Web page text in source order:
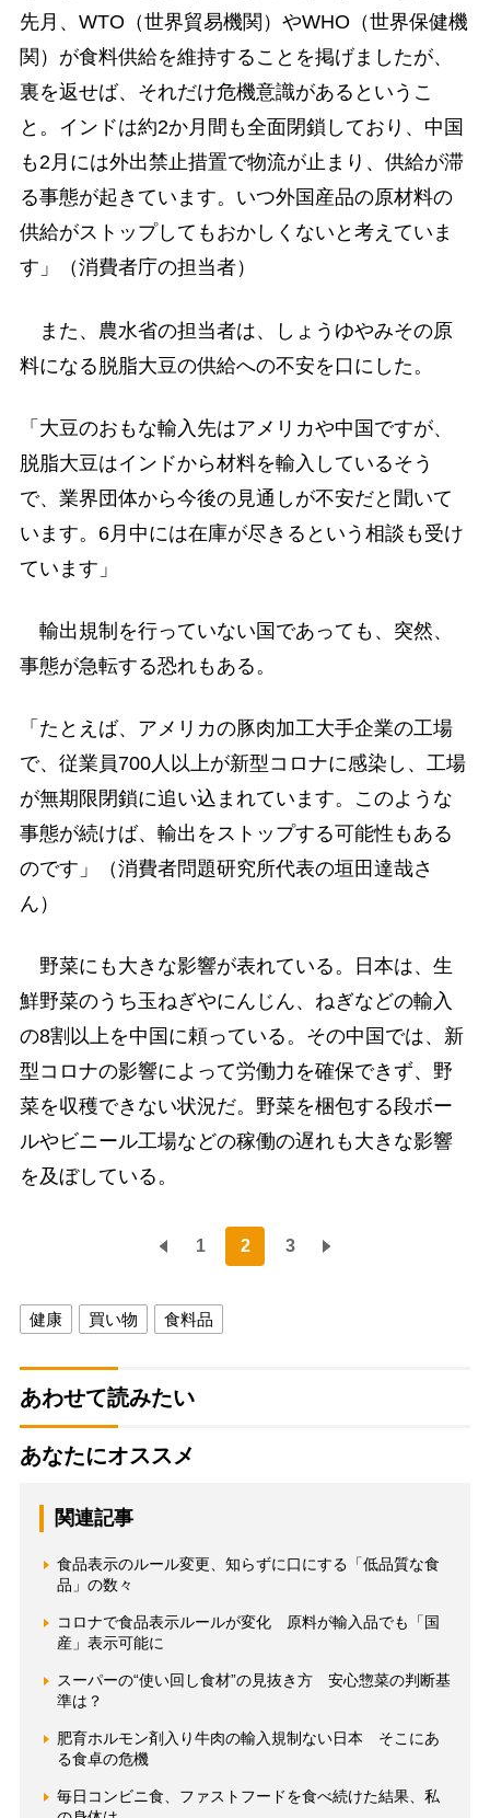
先月、WTO（世界貿易機関）やWHO（世界保健機
関）が食料供給を維持することを掲げましたが、
裏を返せば、それだけ危機意識があるというこ
と。インドは約2か月間も全面閉鎖しており、中国
も2月には外出禁止措置で物流が止まり、供給が滞
る事態が起きています。いつ外国産品の原材料の
供給がストップしてもおかしくないと考えていま
す」（消費者庁の担当者）
また、農水省の担当者は、しょうゆやみその原
料になる脱脂大豆の供給への不安を口にした。
「大豆のおもな輸入先はアメリカや中国ですが、
脱脂大豆はインドから材料を輸入しているそう
で、業界団体から今後の見通しが不安だと聞いて
います。6月中には在庫が尽きるという相談も受け
ています」
輸出規制を行っていない国であっても、突然、
事態が急転する恐れもある。
「たとえば、アメリカの豚肉加工大手企業の工場
で、従業員700人以上が新型コロナに感染し、工場
が無期限閉鎖に追い込まれています。このような
事態が続けば、輸出をストップする可能性もある
のです」（消費者問題研究所代表の垣田達哉さ
ん）
野菜にも大きな影響が表れている。日本は、生
鮮野菜のうち玉ねぎやにんじん、ねぎなどの輸入
の8割以上を中国に頼っている。その中国では、新
型コロナの影響によって労働力を確保できず、野
菜を収穫できない状況だ。野菜を梱包する段ボー
ルやビニール工場などの稼働の遅れも大きな影響
を及ぼしている。
1 2 3
健康 買い物 食料品
あわせて読みたい
あなたにオススメ
関連記事
食品表示のルール変更、知らずに口にする「低品質な食
品」の数々
コロナで食品表示ルールが変化 原料が輸入品でも「国
産」表示可能に
スーパーの“使い回し食材”の見抜き方 安心惣菜の判断基
準は？
肥育ホルモン剤入り牛肉の輸入規制ない日本 そこにあ
る食卓の危機
毎日コンビニ食、ファストフードを食べ続けた結果、私